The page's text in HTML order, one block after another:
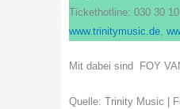
Tickethotline: 030 30 10
www.trinitymusic.de
Mit dabei sind FOY
Quelle: Trinity Music |